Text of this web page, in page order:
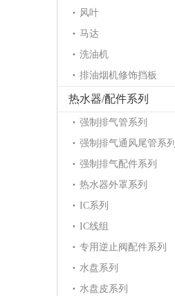
风叶
马达
洗油机
排油烟机修饰挡板
热水器/配件系列
强制排气管系列
强制排气通风尾管系列
强制排气配件系列
热水器外罩系列
IC系列
IC线组
专用逆止阀配件系列
水盘系列
水盘皮系列